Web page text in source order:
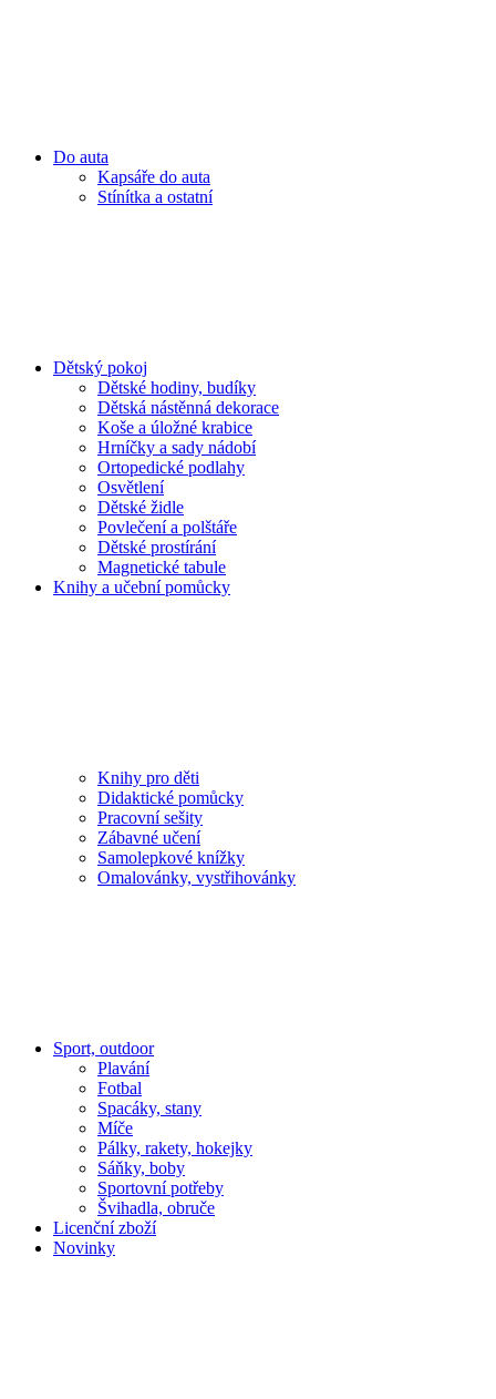
Do auta
Kapsáře do auta
Stínítka a ostatní
Dětský pokoj
Dětské hodiny, budíky
Dětská nástěnná dekorace
Koše a úložné krabice
Hrníčky a sady nádobí
Ortopedické podlahy
Osvětlení
Dětské židle
Povlečení a polštáře
Dětské prostírání
Magnetické tabule
Knihy a učební pomůcky
Knihy pro děti
Didaktické pomůcky
Pracovní sešity
Zábavné učení
Samolepkové knížky
Omalovánky, vystřihovánky
Sport, outdoor
Plavání
Fotbal
Spacáky, stany
Míče
Pálky, rakety, hokejky
Sáňky, boby
Sportovní potřeby
Švihadla, obruče
Licenční zboží
Novinky